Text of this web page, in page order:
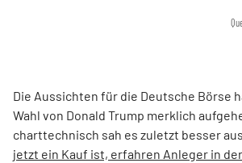
Die Aussichten für die Deutsche Börse
Wahl von Donald Trump merklich
charttechnisch sah es zuletzt besser aus.
jetzt ein Kauf ist, erfahren Anleger in